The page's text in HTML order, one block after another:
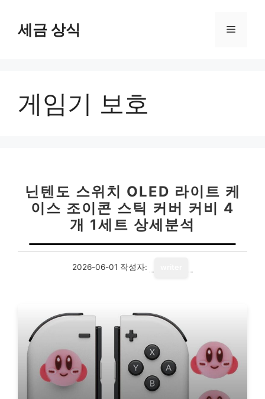
세금 상식 메
게임기 보호
닌텐도 스위치 OLED 라이트 케
이스 조이콘 스틱 커버 커비 4
개 1세트 상세분석
2026-06-01 작성자: